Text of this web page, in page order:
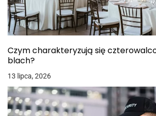
Czym charakteryzują się
blach?
13 lipca, 2026